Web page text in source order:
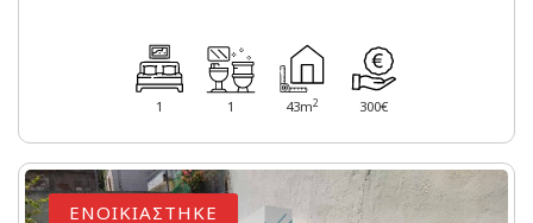
1 1 43m2 300€
ΕΝΟΙΚΙΑΣΤΗΚΕ